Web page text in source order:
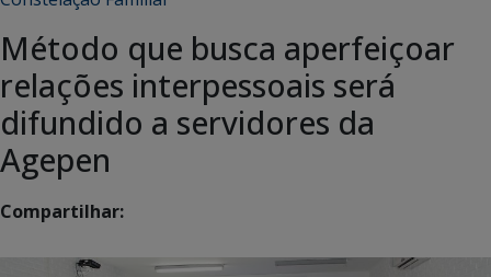
Método que busca aperfeiçoar
relações interpessoais será
difundido a servidores da
Agepen
Compartilhar: